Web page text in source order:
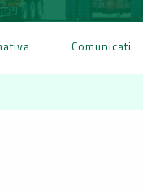
Comunicati